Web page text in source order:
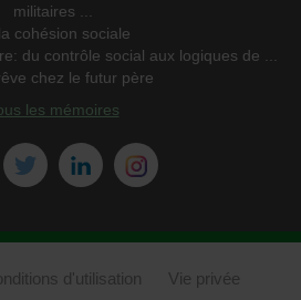
militaires ...
la cohésion sociale
du contrôle social aux logiques de ...
chez le futur père
les mémoires
d'utilisation
Vie privée